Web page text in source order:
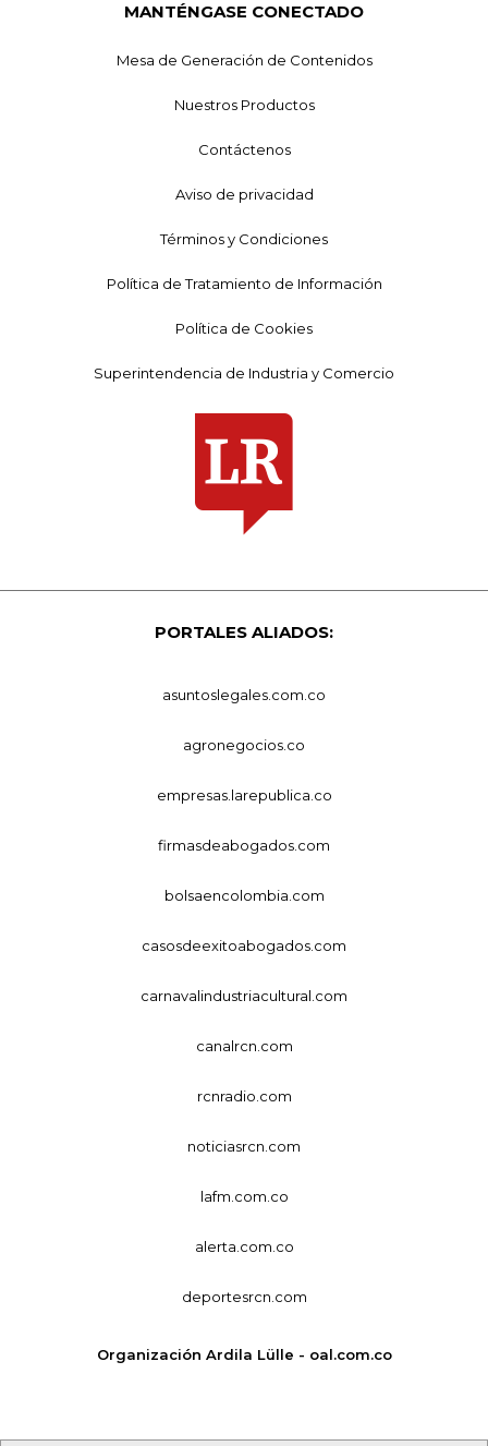
MANTÉNGASE CONECTADO
Mesa de Generación de Contenidos
Nuestros Productos
Contáctenos
Aviso de privacidad
Términos y Condiciones
Política de Tratamiento de Información
Política de Cookies
Superintendencia de Industria y Comercio
PORTALES ALIADOS:
asuntoslegales.com.co
agronegocios.co
empresas.larepublica.co
firmasdeabogados.com
bolsaencolombia.com
casosdeexitoabogados.com
carnavalindustriacultural.com
canalrcn.com
rcnradio.com
noticiasrcn.com
lafm.com.co
alerta.com.co
deportesrcn.com
Organización Ardila Lülle - oal.com.co